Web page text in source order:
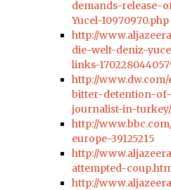
demands-release-
Yucel-10970970.php
http://
die-welt-deniz-
links-
http://
bitter-detention-
journalist-in-turkey/
http://
europe-39125215
http://
attempted-
http://